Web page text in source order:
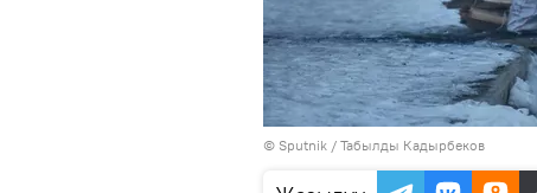
© Sputnik / Табылды Кадырбеков